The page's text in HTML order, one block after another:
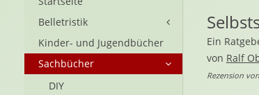
Ein
von Ralf
Rezension
Belletristik
Kinder- und Jugendbücher
Sachbücher
DIY